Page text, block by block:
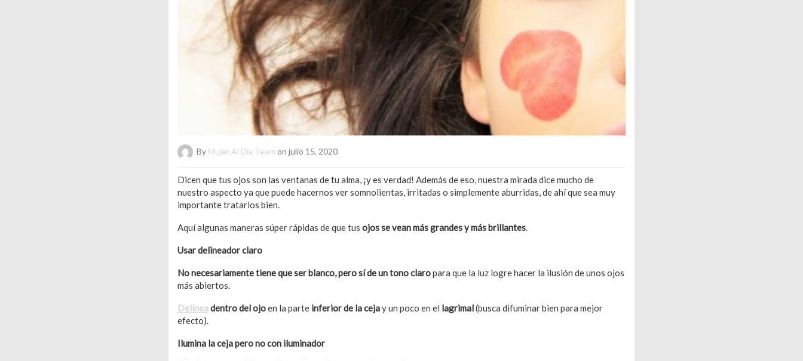
By Mujer Al Día Team on julio 15, 2020
Dicen que tus ojos son las ventanas de tu alma, ¡y es verdad! Además de eso, nuestra mirada dice mucho de
nuestro aspecto ya que puede hacernos ver somnolientas, irritadas o simplemente aburridas, de ahí que sea muy
importante tratarlos bien.
Aquí algunas maneras súper rápidas de que tus ojos se vean más grandes y más brillantes.
Usar delineador claro
No necesariamente tiene que ser blanco, pero sí de un tono claropara que la luz logre hacer la ilusión de unos ojos
más abiertos.
Delíneadentro del ojoen la parte inferior de la cejay un poco en el lagrimal(busca difuminar bien para mejor
efecto).
Ilumina la ceja pero no con iluminador